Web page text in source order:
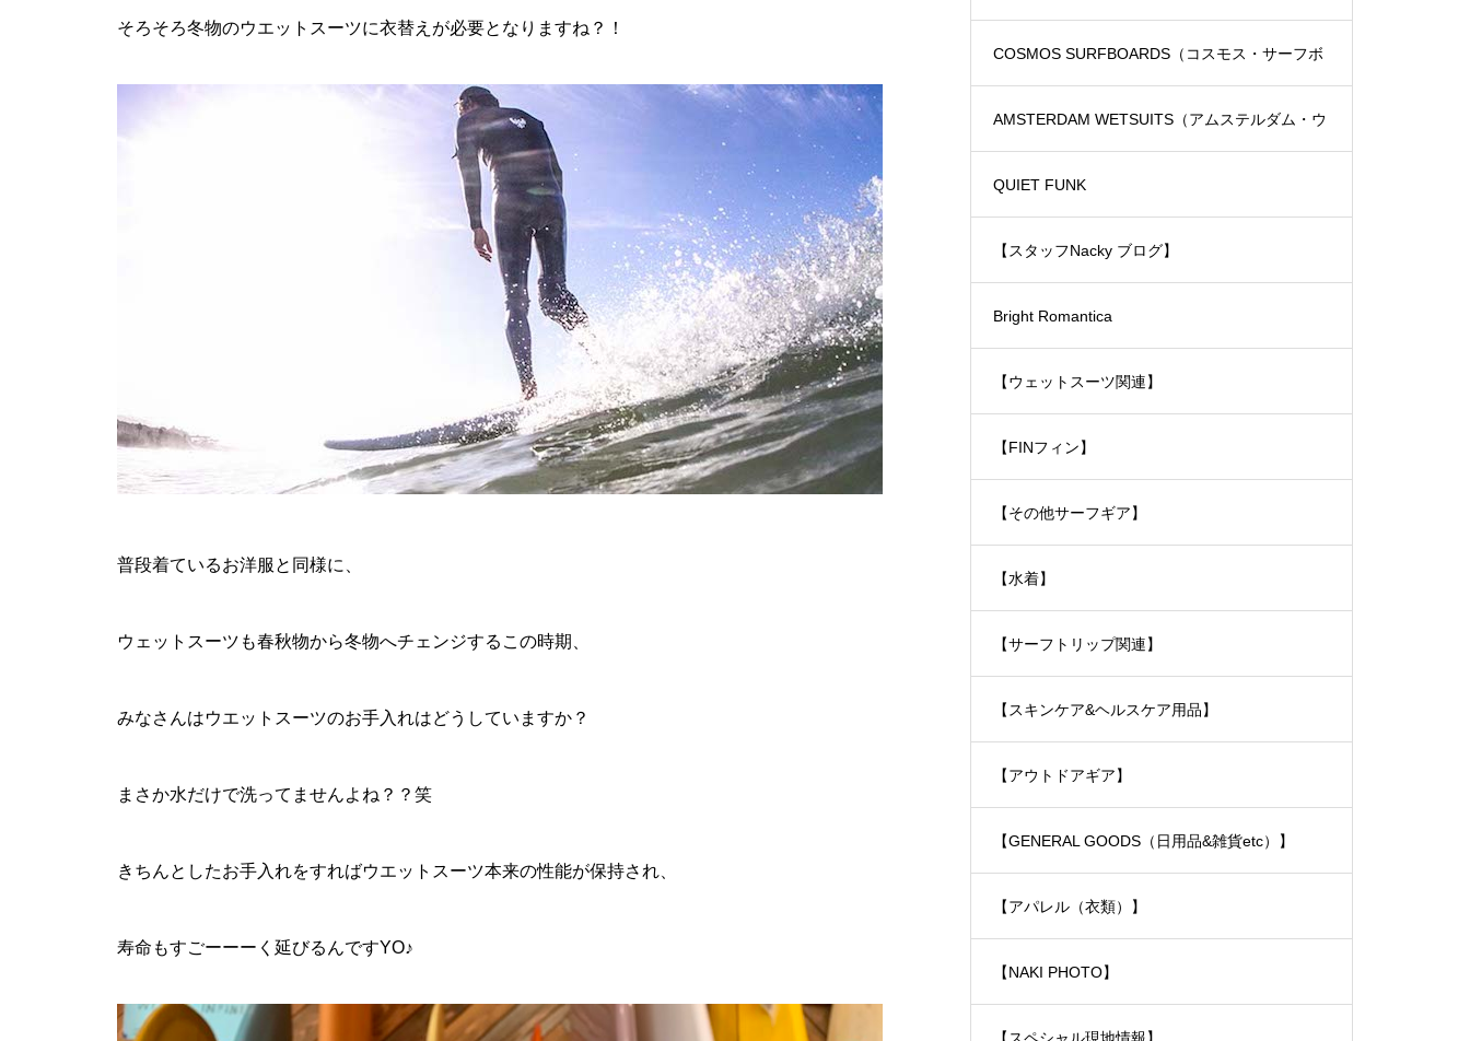
そろそろ冬物のウエットスーツに衣替えが必要となりますね？！
普段着ているお洋服と同様に、
ウェットスーツも春秋物から冬物へチェンジするこの時期、
みなさんはウエットスーツのお手入れはどうしていますか？
まさか水だけで洗ってませんよね？？笑
きちんとしたお手入れをすればウエットスーツ本来の性能が保持され、
寿命もすごーーーく延びるんですYO♪
COSMOS SURFBOARDS（コスモス・サーフボ
ード）
AMSTERDAM WETSUITS（アムステルダム・ウ
ェットスーツ）
QUIET FUNK
【スタッフNacky ブログ】
Bright Romantica
【ウェットスーツ関連】
【FINフィン】
【その他サーフギア】
【水着】
【サーフトリップ関連】
【スキンケア&ヘルスケア用品】
【アウトドアギア】
【GENERAL GOODS（日用品&雑貨etc）】
【アパレル（衣類）】
【NAKI PHOTO】